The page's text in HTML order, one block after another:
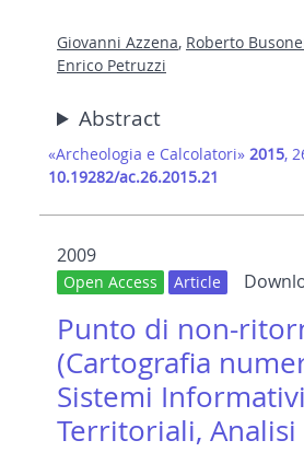
Giovanni Azzena, Roberto
Enrico Petruzzi
Abstract
«Archeologia e Calcolatori» 2015,
10.19282/ac.26.2015.21
2009
Open Access Article
Punto di non-
(Cartografia
Sistemi Informativi
Territoriali, Analisi